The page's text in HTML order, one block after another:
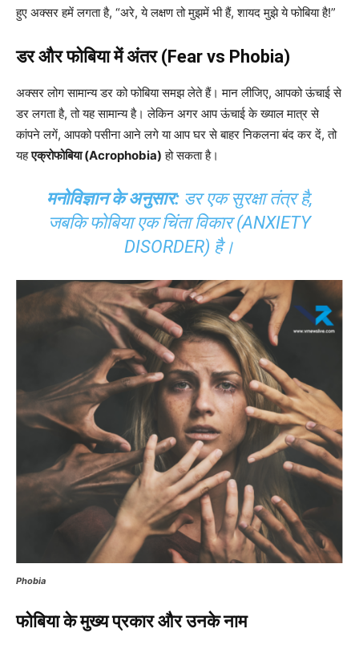
हुए अक्सर हमें लगता है, “अरे, ये लक्षण तो मुझमें भी हैं, शायद मुझे ये फोबिया है!”
डर और फोबिया में अंतर (Fear vs Phobia)
अक्सर लोग सामान्य डर को फोबिया समझ लेते हैं। मान लीजिए, आपको ऊंचाई से
डर लगता है, तो यह सामान्य है। लेकिन अगर आप ऊंचाई के ख्याल मात्र से
कांपने लगें, आपको पसीना आने लगे या आप घर से बाहर निकलना बंद कर दें, तो
यहएक्रोफोबिया (Acrophobia) हो सकता है।
मनोविज्ञान के अनुसार: डर एक सुरक्षा तंत्र है,
जबकि फोबिया एक चिंता विकार (ANXIETY
DISORDER) है।
Phobia
फोबिया के मुख्य प्रकार और उनके नाम